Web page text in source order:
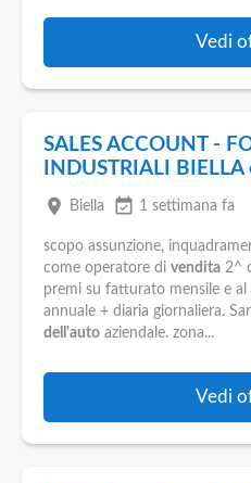
Vedi
SALES ACCOUNT -
INDUSTRIALI
place Biella event_available 1 settimana fa
scopo assunzione,
come operatore di vendita 2^
premi su fatturato mensile e
annuale + diaria giornaliera.
dell'auto aziendale. zona...
Vedi